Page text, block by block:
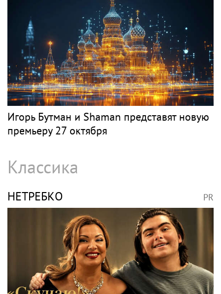
Игорь Бутман и Shaman представят новую
премьеру 27 октября
Классика
НЕТРЕБКО PR